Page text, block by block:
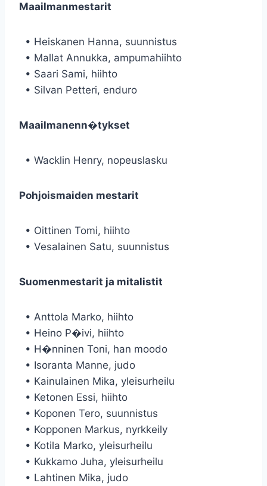
Maailmanmestarit
• Heiskanen Hanna, suunnistus
• Mallat Annukka, ampumahiihto
• Saari Sami, hiihto
• Silvan Petteri, enduro
Maailmanenn�tykset
• Wacklin Henry, nopeuslasku
Pohjoismaiden mestarit
• Oittinen Tomi, hiihto
• Vesalainen Satu, suunnistus
Suomenmestarit ja mitalistit
• Anttola Marko, hiihto
• Heino P�ivi, hiihto
• H�nninen Toni, han moodo
• Isoranta Manne, judo
• Kainulainen Mika, yleisurheilu
• Ketonen Essi, hiihto
• Koponen Tero, suunnistus
• Kopponen Markus, nyrkkeily
• Kotila Marko, yleisurheilu
• Kukkamo Juha, yleisurheilu
• Lahtinen Mika, judo